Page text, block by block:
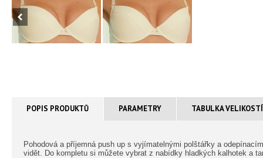
POPIS PRODUKTŮ PARAMETRY TABULKA
Pohodová a příjemná push up s vyjímatelnými polštářky a
vidět. Do kompletu si můžete vybrat z nabídky hladkých kalhotek a